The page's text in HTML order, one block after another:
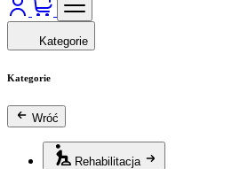
Kategorie
Kategorie
Wróć
Rehabilitacja